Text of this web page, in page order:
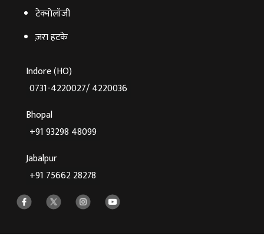
टेक्‍नोलॉजी
ज़रा हटके
Indore (HO)
0731-4220027/ 4220036
Bhopal
+91 93298 48099
Jabalpur
+91 75662 28278